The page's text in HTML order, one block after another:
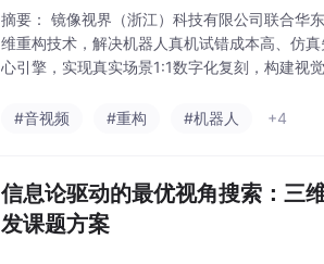
摘要： 镜像视界（浙江）科技有限公司联合华
维重构技术，解决机器人真机试错成本高、仿
心引擎，实现真实场景1:1数字化复刻，构建视
#音视频
#重构 #机器人 +4
信息论驱动的最优视角搜索：三
发课题方案